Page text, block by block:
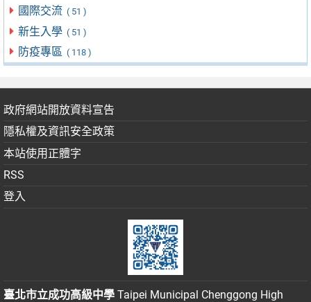
國際交流 ( 51 )
新生入學 ( 51 )
防疫專區 ( 118 )
政府網站開放資料宣告
隱私權及資訊安全政策
本站使用正體字
RSS
登入
臺北市立成功高級中學 Taipei Municipal Chenggong High